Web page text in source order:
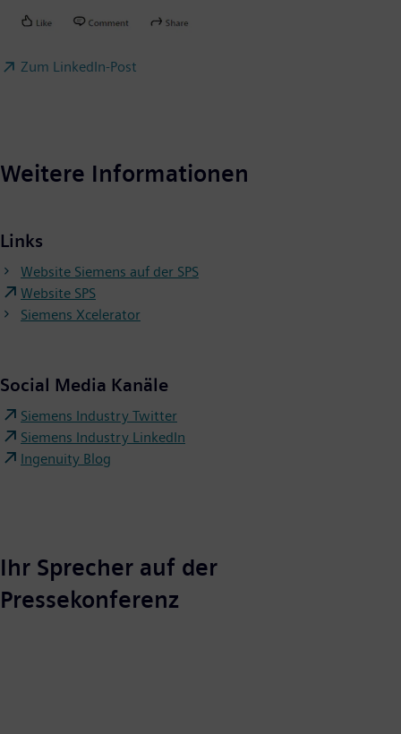
Zum LinkedIn-Post
Weitere Informationen
Links
Website Siemens auf der SPS
Website SPS
Siemens Xcelerator
Social Media Kanäle
Siemens Industry Twitter
Siemens Industry LinkedIn
Ingenuity Blog
Ihr Sprecher auf der
Pressekonferenz